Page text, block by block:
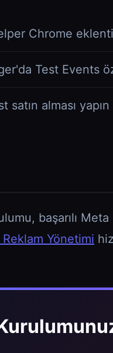
Chrome
Test Events
satın alması yapın
başarılı
Yönetimi